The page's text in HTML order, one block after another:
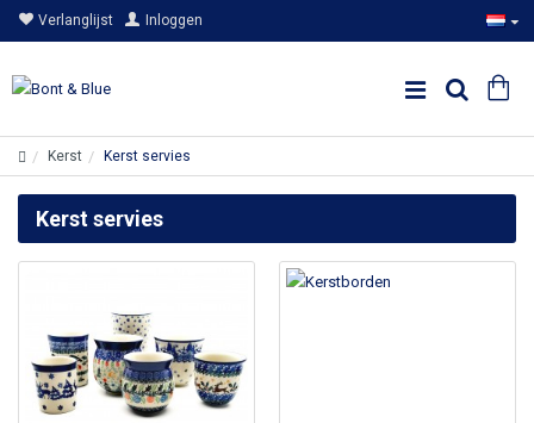
Verlanglijst Inloggen
Kerst Kerst servies
Kerst servies